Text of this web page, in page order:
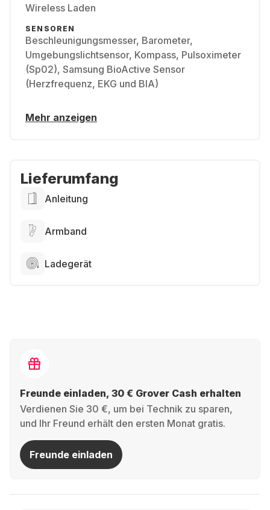
Wireless Laden
SENSOREN
Beschleunigungsmesser, Barometer,
Umgebungslichtsensor, Kompass, Pulsoximeter
(Sp02), Samsung BioActive Sensor
(Herzfrequenz, EKG und BIA)
Mehr anzeigen
Lieferumfang
Anleitung
Armband
Ladegerät
Freunde einladen, 30 € Grover Cash erhalten
Verdienen Sie 30 €, um bei Technik zu sparen,
und Ihr Freund erhält den ersten Monat gratis.
Freunde einladen